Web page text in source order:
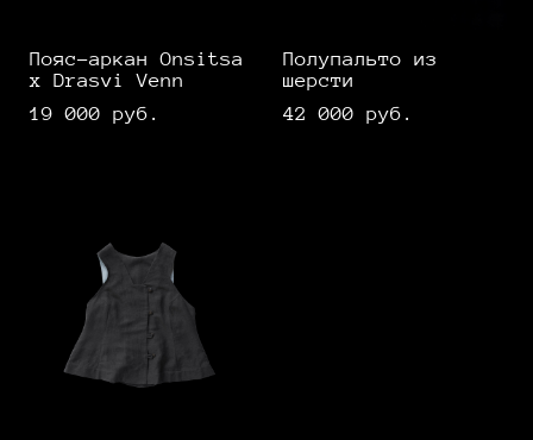
Пояс-аркан Onsitsa
x Drasvi Venn
19 000 pуб.
Полупальто из
шерсти
42 000 pуб.